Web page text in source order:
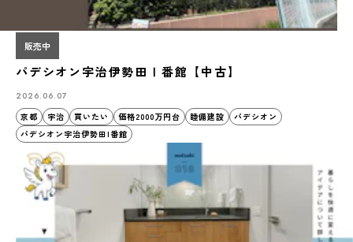
販売中
パデシオン宇治伊勢田Ⅰ番館【中古】
2026.06.07
京都
宇治 買いたい 価格2000万円台 睦備建設
パデシオン
パデシオン宇治伊勢田I番館